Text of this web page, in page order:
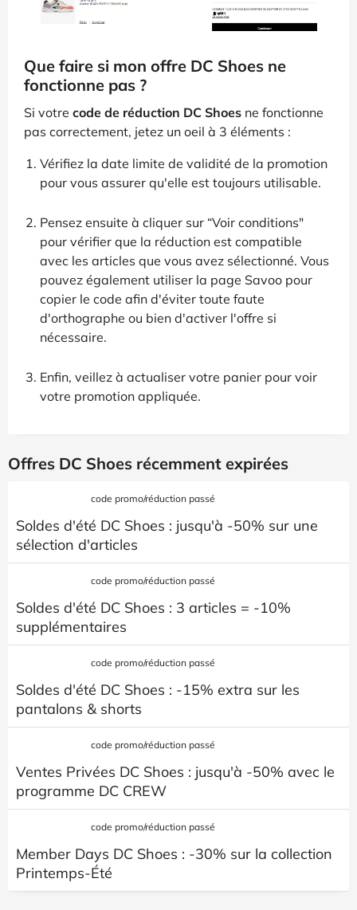
Que faire si mon offre DC Shoes ne
fonctionne pas ?
Si votre code de réduction DC Shoes ne fonctionne
pas correctement, jetez un oeil à 3 éléments :
Vérifiez la date limite de validité de la promotion
pour vous assurer qu'elle est toujours utilisable.
Pensez ensuite à cliquer sur “Voir conditions"
pour vérifier que la réduction est compatible
avec les articles que vous avez sélectionné. Vous
pouvez également utiliser la page Savoo pour
copier le code afin d'éviter toute faute
d'orthographe ou bien d'activer l'offre si
nécessaire.
Enfin, veillez à actualiser votre panier pour voir
votre promotion appliquée.
Offres DC Shoes récemment expirées
code promo/réduction passé
Soldes d'été DC Shoes : jusqu'à -50% sur une
sélection d'articles
code promo/réduction passé
Soldes d'été DC Shoes : 3 articles = -10%
supplémentaires
code promo/réduction passé
Soldes d'été DC Shoes : -15% extra sur les
pantalons & shorts
code promo/réduction passé
Ventes Privées DC Shoes : jusqu'à -50% avec le
programme DC CREW
code promo/réduction passé
Member Days DC Shoes : -30% sur la collection
Printemps-Été